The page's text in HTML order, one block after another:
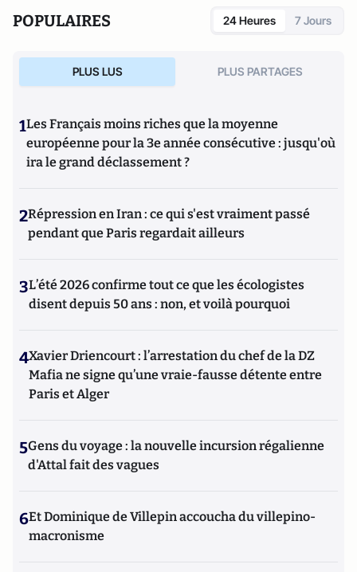
POPULAIRES 24 Heures 7 Jours
PLUS LUS PLUS PARTAGES
1Les Français moins riches que la moyenne
européenne pour la 3e année consécutive : jusqu'où
ira le grand déclassement ?
2Répression en Iran : ce qui s'est vraiment passé
pendant que Paris regardait ailleurs
3L’été 2026 confirme tout ce que les écologistes
disent depuis 50 ans : non, et voilà pourquoi
4Xavier Driencourt : l’arrestation du chef de la DZ
Mafia ne signe qu’une vraie-fausse détente entre
Paris et Alger
5Gens du voyage : la nouvelle incursion régalienne
d'Attal fait des vagues
6Et Dominique de Villepin accoucha du villepino-
macronisme